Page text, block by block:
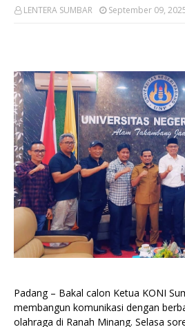
LENTERA SUMBAR September 09,
Padang – Bakal calon Ketua KONI
membangun komunikasi dengan
olahraga di Ranah Minang. Selasa